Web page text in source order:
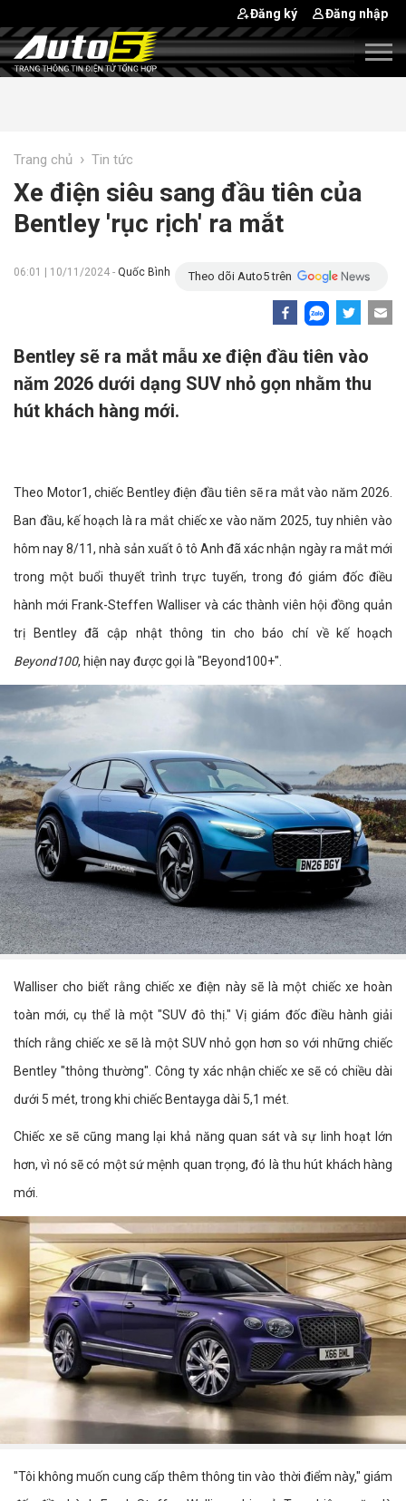
Đăng ký Đăng nhập
Trang chủ › Tin tức
Xe điện siêu sang đầu tiên của
Bentley 'rục rịch' ra mắt
06:01 | 10/11/2024 - Quốc Bình Theo dõi Auto5 trên
Bentley sẽ ra mắt mẫu xe điện đầu tiên vào
năm 2026 dưới dạng SUV nhỏ gọn nhằm thu
hút khách hàng mới.
Theo Motor1, chiếc Bentley điện đầu tiên sẽ ra mắt vào năm 2026.
Ban đầu, kế hoạch là ra mắt chiếc xe vào năm 2025, tuy nhiên vào
hôm nay 8/11, nhà sản xuất ô tô Anh đã xác nhận ngày ra mắt mới
trong một buổi thuyết trình trực tuyến, trong đó giám đốc điều
hành mới Frank-Steffen Walliser và các thành viên hội đồng quản
trị Bentley đã cập nhật thông tin cho báo chí về kế hoạch
Beyond100, hiện nay được gọi là "Beyond100+".
Walliser cho biết rằng chiếc xe điện này sẽ là một chiếc xe hoàn
toàn mới, cụ thể là một "SUV đô thị." Vị giám đốc điều hành giải
thích rằng chiếc xe sẽ là một SUV nhỏ gọn hơn so với những chiếc
Bentley "thông thường". Công ty xác nhận chiếc xe sẽ có chiều dài
dưới 5 mét, trong khi chiếc Bentayga dài 5,1 mét.
Chiếc xe sẽ cũng mang lại khả năng quan sát và sự linh hoạt lớn
hơn, vì nó sẽ có một sứ mệnh quan trọng, đó là thu hút khách hàng
mới.
"Tôi không muốn cung cấp thêm thông tin vào thời điểm này," giám